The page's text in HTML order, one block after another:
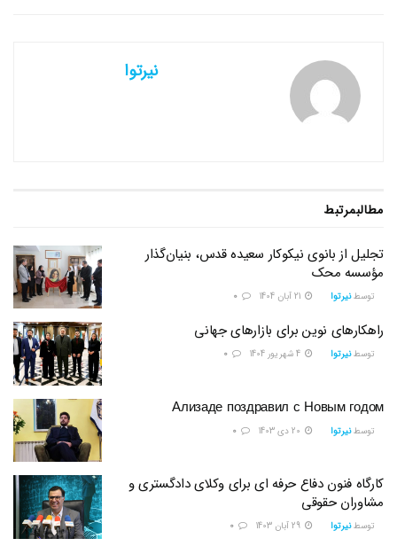
نیرتوا
مطالبمرتبط
تجلیل از بانوی نیکوکار سعیده قدس، بنیان‌گذار
مؤسسه محک
توسط نیرتوا
راهکارهای نوین برای بازارهای جهانی
توسط نیرتوا
Ализаде поздравил с Новым годом
توسط نیرتوا
کارگاه فنون دفاع حرفه ای برای وکلای دادگستری و
مشاوران حقوقی
توسط نیرتوا